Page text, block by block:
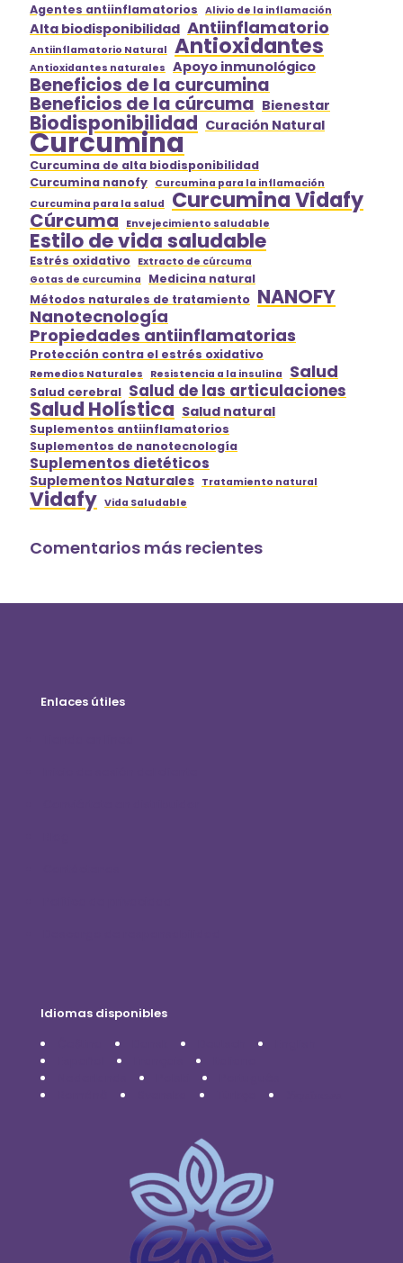
Agentes antiinflamatorios Alivio de la inflamación
Alta biodisponibilidad Antiinflamatorio
Antiinflamatorio Natural Antioxidantes
Antioxidantes naturales Apoyo inmunológico
Beneficios de la curcumina
Beneficios de la cúrcuma Bienestar
Biodisponibilidad Curación Natural
Curcumina
Curcumina de alta biodisponibilidad
Curcumina nanofy Curcumina para la inflamación
Curcumina para la salud
Curcumina Vidafy
Cúrcuma Envejecimiento saludable
Estilo de vida saludable
Estrés oxidativo Extracto de cúrcuma
Gotas de curcumina
Medicina natural
Métodos naturales de tratamiento NANOFY
Nanotecnología
Propiedades antiinflamatorias
Protección contra el estrés oxidativo
Remedios Naturales Resistencia a la insulina Salud
Salud cerebral Salud de las articulaciones
Salud Holística Salud natural
Suplementos antiinflamatorios
Suplementos de nanotecnología
Suplementos dietéticos
Suplementos Naturales Tratamiento natural
Vidafy Vida Saludable
Comentarios más recientes
Enlaces útiles
Idiomas disponibles